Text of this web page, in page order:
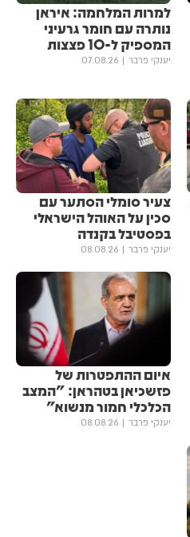
למרות המלחמה: איראן
נותרה עם חומר גרעיני
המספיק ל-10 פצצות
יענקי פרבר 07.08.26
צעיר סומלי הסתער עם
סכין על האוהל הישראלי
בפסטיבל בקנדה
יענקי פרבר 08.08.26
איום ההתפטרות של
פזשכיאן בטהראן: "המצב
הכלכלי חמור מנשוא"
יענקי פרבר 08.08.26